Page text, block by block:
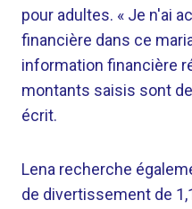
pour adultes. « Je n'ai
financière dans ce
information financière
montants saisis sont
écrit.
Lena recherche
de divertissement de